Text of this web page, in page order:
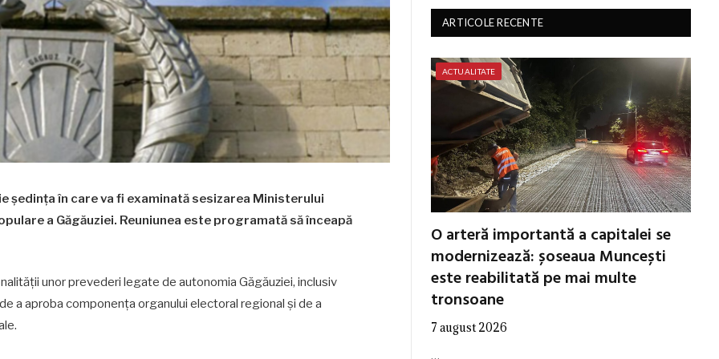
în care va fi examinată sesizarea Ministerului
a Găgăuziei. Reuniunea este programată să înceapă
unor prevederi legate de autonomia Găgăuziei, inclusiv
a aproba componența organului electoral regional și de a
ARTICOLE RECENTE
ACTUALITATE
O arteră importantă a capitalei se
modernizează: șoseaua Muncești
este reabilitată pe mai multe
tronsoane
7 august 2026
…